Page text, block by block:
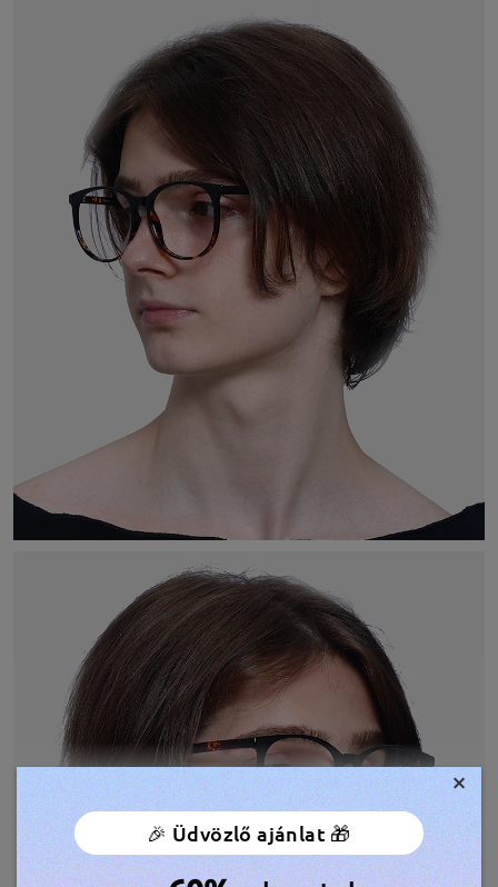
TOVÁBBIAK MEGJELENÍTÉSE
×
🎉 Üdvözlő ajánlat 🎁